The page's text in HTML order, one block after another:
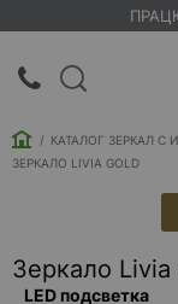
КАТАЛОГ ЗЕРКАЛ
ЗЕРКАЛО LIVIA GOLD
Зеркало Livia
LED подсветка